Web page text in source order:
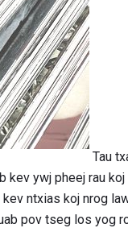
Tau
kev ywj pheej rau
ntxias koj nrog
pov tseg los yog